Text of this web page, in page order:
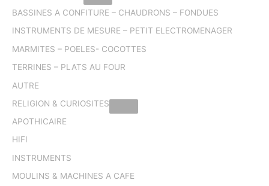
BASSINES A CONFITURE – CHAUDRONS – FONDUES
INSTRUMENTS DE MESURE – PETIT ELECTROMENAGER
MARMITES – POELES- COCOTTES
TERRINES – PLATS AU FOUR
AUTRE
RELIGION & CURIOSITES
APOTHICAIRE
HIFI
INSTRUMENTS
MOULINS & MACHINES A CAFE